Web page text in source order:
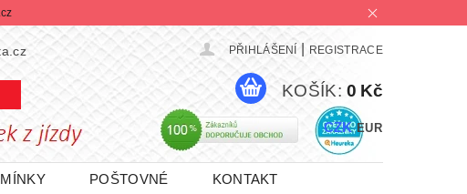
PŘIHLÁŠENÍ REGISTRACE
CZK EUR
KOŠÍK: 0 Kč
POŠTOVNÉ KONTAKT